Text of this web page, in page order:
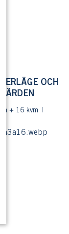
OCH
+ 16 kvm